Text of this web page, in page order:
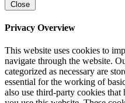
Close
Privacy Overview
This website uses cookies to
navigate through the website.
categorized as necessary are
essential for the working of
also use third-party cookies